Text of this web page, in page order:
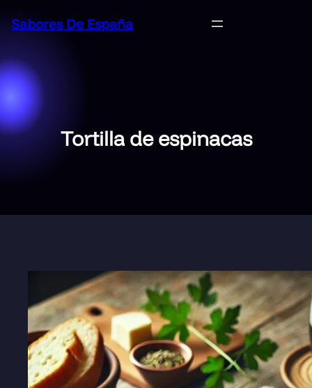
Sabores De España
Tortilla de espinacas